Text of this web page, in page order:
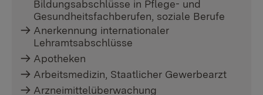
Bildungsabschlüsse in Pflege- und
Gesundheitsfachberufen, soziale Berufe
Anerkennung internationaler
Lehramtsabschlüsse
Apotheken
Arbeitsmedizin, Staatlicher Gewerbearzt
Arzneimittelüberwachung